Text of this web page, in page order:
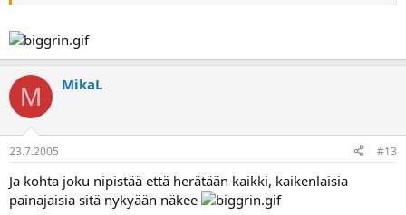
M MikaL
23.7.2005 #13
Ja kohta joku nipistää että herätään kaikki, kaikenlaisia
painajaisia sitä nykyään näkee